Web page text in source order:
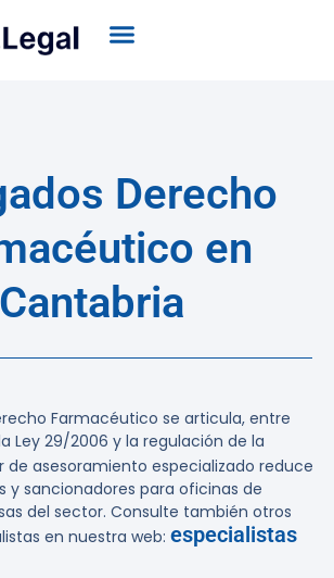
Derecho
en
Cantabria
Farmacéutico se articula, entre
Ley 29/2006 y la regulación de la
de asesoramiento especializado reduce
y sancionadores para oficinas de
del sector. Consulte también otros
en nuestra web: especialistas